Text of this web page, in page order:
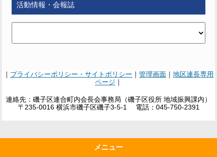
活動情報・会報誌
｜ プライバシーポリシー・サイトポリシー ｜ 管理画面 ｜ 地区連長専用
ページ ｜
連絡先：磯子区連合町内会長会事務局（磯子区役所 地域振興課内）
〒235-0016 横浜市磯子区磯子3-5-1 電話：045-750-2391
メニュー